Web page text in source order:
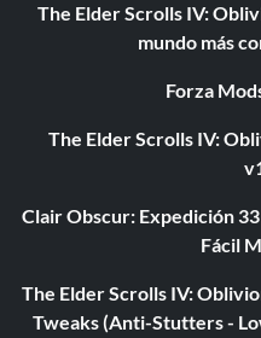
The Elder Scrolls IV:
mundo más
Forza
The Elder Scrolls IV:
Clair Obscur: Expedición
Fácil
The Elder Scrolls IV:
Tweaks (Anti-Stutters -